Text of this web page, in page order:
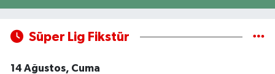
Süper Lig Fikstür
14 Ağustos, Cuma